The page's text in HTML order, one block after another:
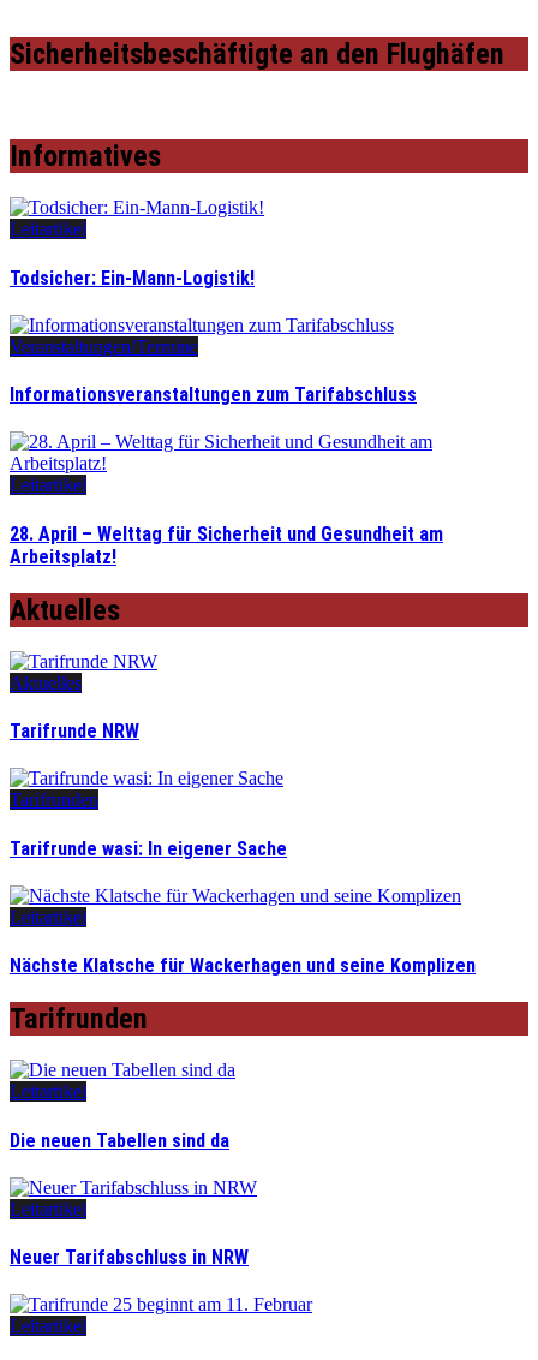
Sicherheitsbeschäftigte an den Flughäfen
Informatives
Leitartikel
Todsicher: Ein-Mann-Logistik!
Veranstaltungen/Termine
Informationsveranstaltungen zum Tarifabschluss
Leitartikel
28. April – Welttag für Sicherheit und Gesundheit am
Arbeitsplatz!
Aktuelles
Aktuelles
Tarifrunde NRW
Tarifrunden
Tarifrunde wasi: In eigener Sache
Leitartikel
Nächste Klatsche für Wackerhagen und seine Komplizen
Tarifrunden
Leitartikel
Die neuen Tabellen sind da
Leitartikel
Neuer Tarifabschluss in NRW
Leitartikel